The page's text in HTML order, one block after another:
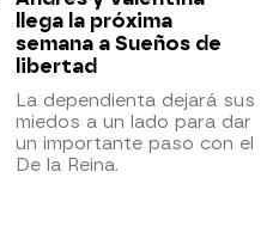
llega la próxima
semana a Sueños de
libertad
La dependienta dejará sus
miedos a un lado para dar
un importante paso con el
De la Reina.